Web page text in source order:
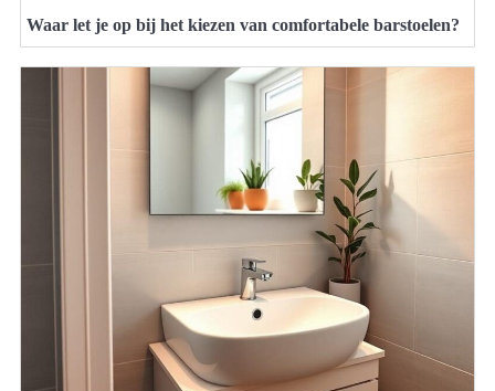
Waar let je op bij het kiezen van comfortabele barstoelen?